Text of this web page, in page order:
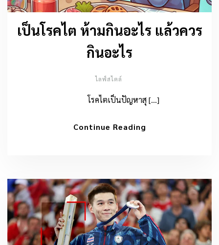
เป็นโรคไต ห้ามกินอะไร แล้วควร
กินอะไร
ไลฟ์สไตล์
โรคไตเป็นปัญหาสุ […]
Continue Reading